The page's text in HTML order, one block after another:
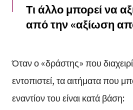
Τι άλλο μπορεί να
από την «αξίωση
Όταν ο «δράστης» που
εντοπιστεί, τα αιτήματα που
εναντίον του είναι κατά βάση: